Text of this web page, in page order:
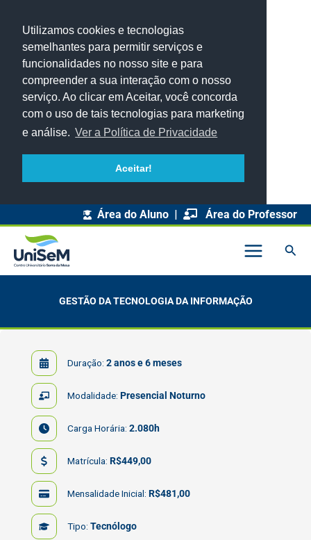
Utilizamos cookies e tecnologias
semelhantes para permitir serviços e
funcionalidades no nosso site e para
compreender a sua interação com o nosso
serviço. Ao clicar em Aceitar, você concorda
com o uso de tais tecnologias para marketing
e análise. Ver a Política de Privacidade
Aceitar!
Área do Aluno | Área do Professor
GESTÃO DA TECNOLOGIA DA INFORMAÇÃO
Duração: 2 anos e 6 meses
Modalidade: Presencial Noturno
Carga Horária: 2.080h
Matrícula: R$449,00
Mensalidade Inicial: R$481,00
Tipo: Tecnólogo